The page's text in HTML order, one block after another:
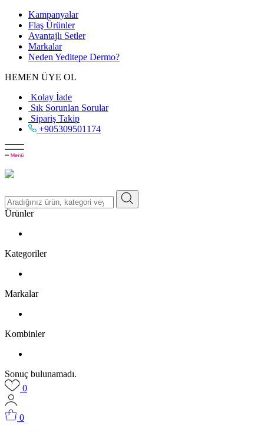
Kampanyalar
Flaş Ürünler
Avantajlı Setler
Markalar
Neden Yeditepe Dermo?
HEMEN ÜYE OL
Kolay İade
Sık Sorunlan Sorular
Sipariş Takip
+905309501174
Ürünler
Kategoriler
Markalar
Kombinler
Sonuç bulunamadı.
0
0